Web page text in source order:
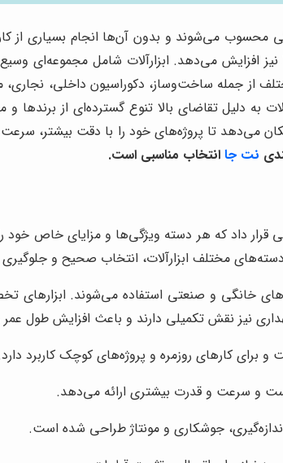
محسوب می‌شوند و بدون آن‌ها انجام بسیاری از
را نیز افزایش می‌دهد. ابزارآلات شامل
از جمله ساخت‌وساز، دکوراسیون داخلی، نجاری،
به دلیل تقاضای بالا تنوع گسترده‌ای از برندها
امکان می‌دهد تا پروژه‌های خود را با دقت بیشتر،
نت جاانتخاب مناسبی است.
قرار داد که هر دسته ویژگی‌ها و مزایای خاص خود
مختلف ابزارآلات، انتخاب صحیح و جلوگیری
خانگی و صنعتی استفاده می‌شوند.
نیز نقش تکمیلی دارند و باعث افزایش طول عمر
کارهای روزمره و پروژه‌های کوچک کاربرد
است و سرعت و قدرت بیشتری ارائه می‌دهد.
اندازه‌گیری، جوشکاری و مونتاژ طراحی شده است.